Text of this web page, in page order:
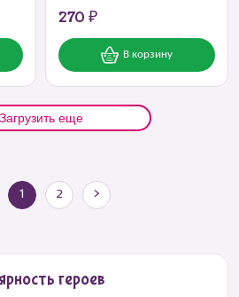
270 ₽
В корзину
Загрузить еще
1 2 >
героев